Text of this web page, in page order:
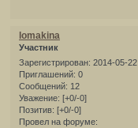
lomakina
Участник
Зарегистрирован: 2014-05-22
Приглашений: 0
Сообщений: 12
Уважение: [+0/-0]
Позитив: [+0/-0]
Провел на форуме: